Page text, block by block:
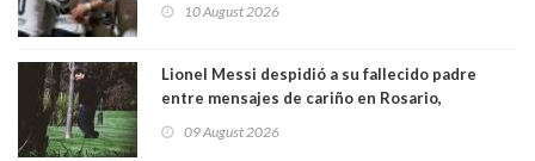
10 August 2026
Lionel Messi despidió a su fallecido padre
entre mensajes de cariño en Rosario,
09 August 2026